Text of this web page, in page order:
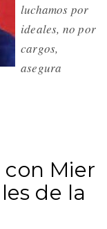
luchamos por
ideales, no por
cargos,
asegura
Mier
de la